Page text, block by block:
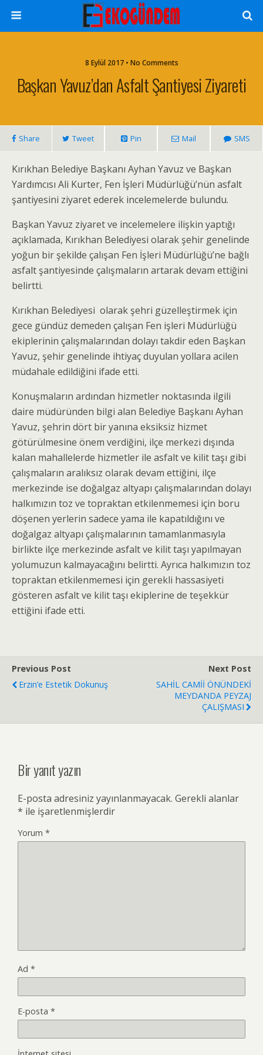
8 Eylül 2017 • No Comments
Başkan Yavuz’dan Asfalt Şantiyesi Ziyareti
Share Tweet Pin Mail SMS
Kırıkhan Belediye Başkanı Ayhan Yavuz ve Başkan
Yardımcısı Ali Kurter, Fen İşleri Müdürlüğü’nün asfalt
şantiyesini ziyaret ederek incelemelerde bulundu.
Başkan Yavuz ziyaret ve incelemelere ilişkin yaptığı
açıklamada, Kırıkhan Belediyesi olarak şehir genelinde
yoğun bir şekilde çalışan Fen İşleri Müdürlüğü’ne bağlı
asfalt şantiyesinde çalışmaların artarak devam ettiğini
belirtti.
Kırıkhan Belediyesi olarak şehri güzelleştirmek için
gece gündüz demeden çalışan Fen işleri Müdürlüğü
ekiplerinin çalışmalarından dolayı takdir eden Başkan
Yavuz, şehir genelinde ihtiyaç duyulan yollara acilen
müdahale edildiğini ifade etti.
Konuşmaların ardından hizmetler noktasında ilgili
daire müdüründen bilgi alan Belediye Başkanı Ayhan
Yavuz, şehrin dört bir yanına eksiksiz hizmet
götürülmesine önem verdiğini, ilçe merkezi dışında
kalan mahallelerde hizmetler ile asfalt ve kilit taşı gibi
çalışmaların aralıksız olarak devam ettiğini, ilçe
merkezinde ise doğalgaz altyapı çalışmalarından dolayı
halkımızın toz ve topraktan etkilenmemesi için boru
döşenen yerlerin sadece yama ile kapatıldığını ve
doğalgaz altyapı çalışmalarının tamamlanmasıyla
birlikte ilçe merkezinde asfalt ve kilit taşı yapılmayan
yolumuzun kalmayacağını belirtti. Ayrıca halkımızın toz
topraktan etkilenmemesi için gerekli hassasiyeti
gösteren asfalt ve kilit taşı ekiplerine de teşekkür
ettiğini ifade etti.
Previous Post
Erzin’e Estetik Dokunuş
Next Post
SAHİL CAMİİ ÖNÜNDEKİ
MEYDANDA PEYZAJ
ÇALIŞMASI
Bir yanıt yazın
E-posta adresiniz yayınlanmayacak. Gerekli alanlar
* ile işaretlenmişlerdir
Yorum *
Ad *
E-posta *